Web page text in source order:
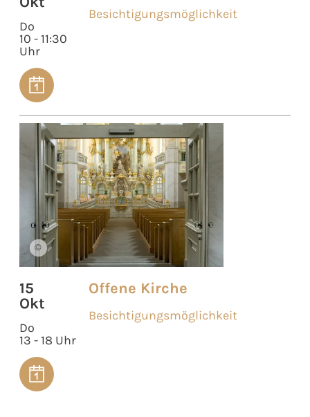
Do
10 - 11:30
Uhr
Besichtigungsmöglichkeit
©
15
Okt
Do
13 - 18 Uhr
Offene Kirche
Besichtigungsmöglichkeit